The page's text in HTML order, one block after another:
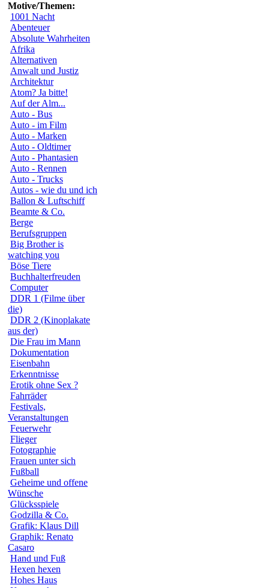
Motive/Themen:
1001 Nacht
Abenteuer
Absolute Wahrheiten
Afrika
Alternativen
Anwalt und Justiz
Architektur
Atom? Ja bitte!
Auf der Alm...
Auto - Bus
Auto - im Film
Auto - Marken
Auto - Oldtimer
Auto - Phantasien
Auto - Rennen
Auto - Trucks
Autos - wie du und ich
Ballon & Luftschiff
Beamte & Co.
Berge
Berufsgruppen
Big Brother is
watching you
Böse Tiere
Buchhalterfreuden
Computer
DDR 1 (Filme über
die)
DDR 2 (Kinoplakate
aus der)
Die Frau im Mann
Dokumentation
Eisenbahn
Erkenntnisse
Erotik ohne Sex ?
Fahrräder
Festivals,
Veranstaltungen
Feuerwehr
Flieger
Fotographie
Frauen unter sich
Fußball
Geheime und offene
Wünsche
Glücksspiele
Godzilla & Co.
Grafik: Klaus Dill
Graphik: Renato
Casaro
Hand und Fuß
Hexen hexen
Hohes Haus